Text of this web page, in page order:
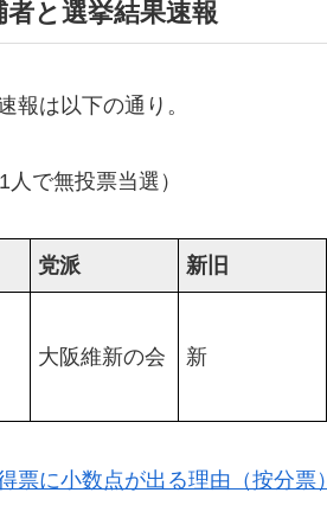
と選挙結果速報
報は以下の通り。
で無投票当選）
党派 新旧
大阪維新の会 新
票に小数点が出る理由（按分票）